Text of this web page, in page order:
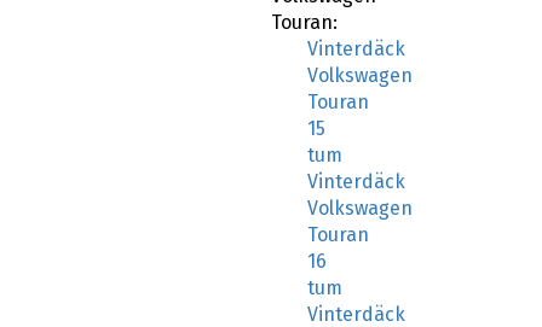
Touran:
Vinterdäck
Volkswagen
Touran
15
tum
Vinterdäck
Volkswagen
Touran
16
tum
Vinterdäck